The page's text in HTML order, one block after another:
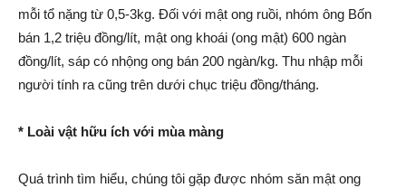
mỗi tổ nặng từ 0,5-3kg. Đối với mật ong ruồi, nhóm ông Bốn
bán 1,2 triệu đồng/lít, mật ong khoái (ong mật) 600 ngàn
đồng/lít, sáp có nhộng ong bán 200 ngàn/kg. Thu nhập mỗi
người tính ra cũng trên dưới chục triệu đồng/tháng.
* Loài vật hữu ích với mùa màng
Quá trình tìm hiểu, chúng tôi gặp được nhóm săn mật ong